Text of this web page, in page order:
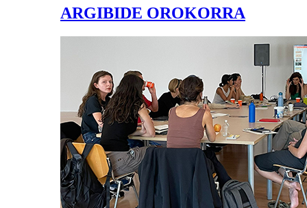
ARGIBIDE OROKORRA